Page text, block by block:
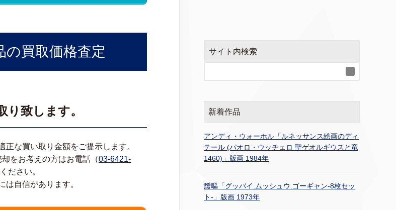
の買取価格査定
致します。
な買い取り金額をご提示します。
をお考えの方はお電話（03-6421-
ださい。
自信があります。
サイト内検索
新着作品
アンディ・ウォーホル「ルネッサンス絵画のディ
テール (パオロ・ウッチェロ 聖ゲオルギウスと竜
1460)」版画 1984年
靉嘔「グッバイ.ムッシュウ.ゴーギャン-8枚セッ
ト-」版画 1973年